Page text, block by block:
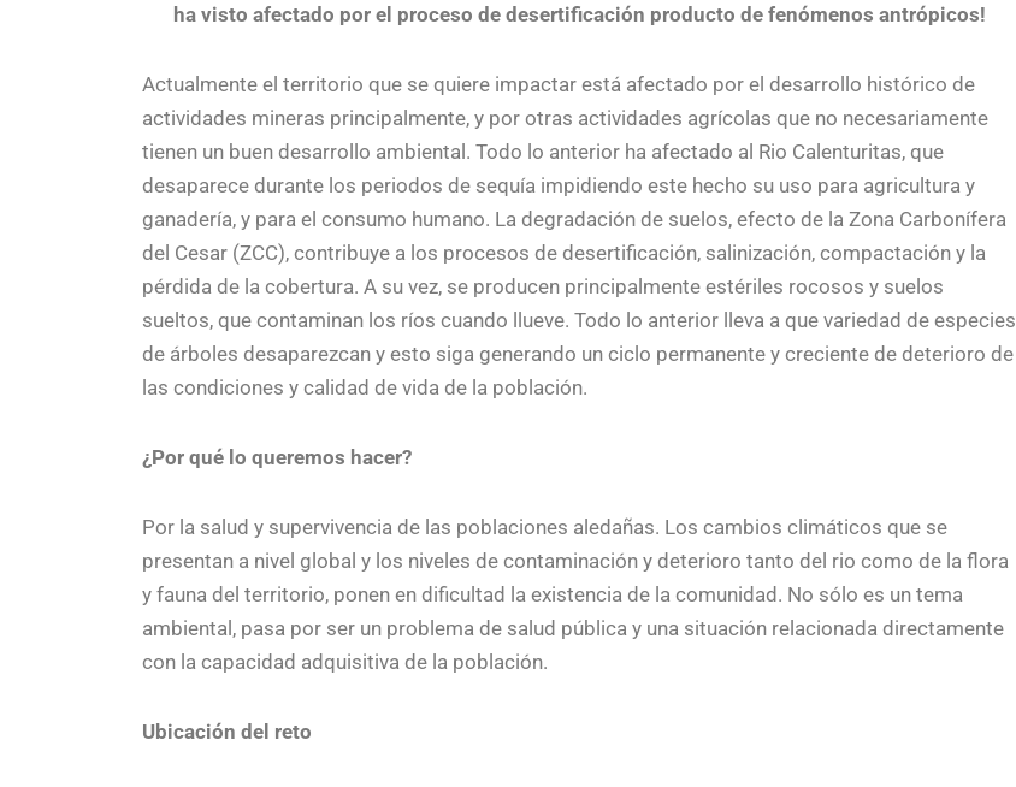
ha visto afectado por el proceso de desertificación producto de fenómenos antrópicos!
Actualmente el territorio que se quiere impactar está afectado por el desarrollo histórico de
actividades mineras principalmente, y por otras actividades agrícolas que no necesariamente
tienen un buen desarrollo ambiental. Todo lo anterior ha afectado al Rio Calenturitas, que
desaparece durante los periodos de sequía impidiendo este hecho su uso para agricultura y
ganadería, y para el consumo humano. La degradación de suelos, efecto de la Zona Carbonífera
del Cesar (ZCC), contribuye a los procesos de desertificación, salinización, compactación y la
pérdida de la cobertura. A su vez, se producen principalmente estériles rocosos y suelos
sueltos, que contaminan los ríos cuando llueve. Todo lo anterior lleva a que variedad de especies
de árboles desaparezcan y esto siga generando un ciclo permanente y creciente de deterioro de
las condiciones y calidad de vida de la población.
¿Por qué lo queremos hacer?
Por la salud y supervivencia de las poblaciones aledañas. Los cambios climáticos que se
presentan a nivel global y los niveles de contaminación y deterioro tanto del rio como de la flora
y fauna del territorio, ponen en dificultad la existencia de la comunidad. No sólo es un tema
ambiental, pasa por ser un problema de salud pública y una situación relacionada directamente
con la capacidad adquisitiva de la población.
Ubicación del reto